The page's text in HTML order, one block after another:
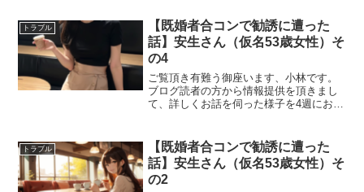
と思いきや女性の方からの勧誘でネット
ワークビジネスの勧誘で...
トラブル
【既婚者合コンで勧誘に遭った
話】安生さん（仮名53歳女性）そ
の4
ご覧頂き有難う御座います、小林です。
ブログ読者の方から情報提供を頂きまし
て、詳しくお話を伺った様子を4週にお届
ークビジネスにハマり込んでいく過程か
ら目が覚めるところまで伺...
トラブル
【既婚者合コンで勧誘に遭った
話】安生さん（仮名53歳女性）そ
の2